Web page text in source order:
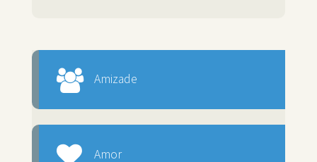
Amizade
Amor